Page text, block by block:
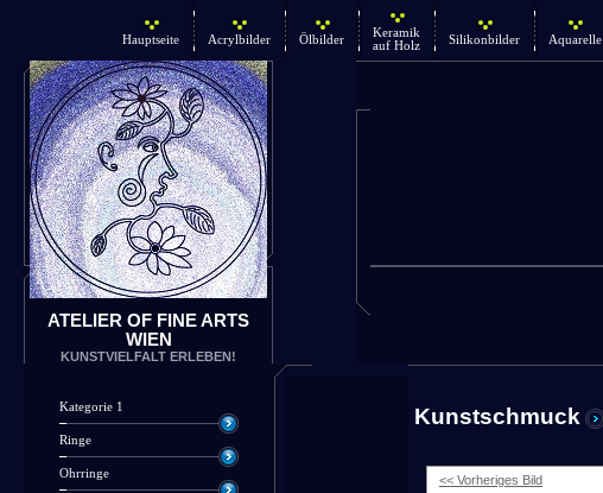
Hauptseite Acrylbilder Ölbilder
Keramik
auf Holz
Silikonbilder Aquarelle
ATELIER OF FINE ARTS
WIEN
KUNSTVIELFALT ERLEBEN!
Kategorie 1
Ringe
Ohrringe
Kunstschmuck
<< Vorheriges Bild